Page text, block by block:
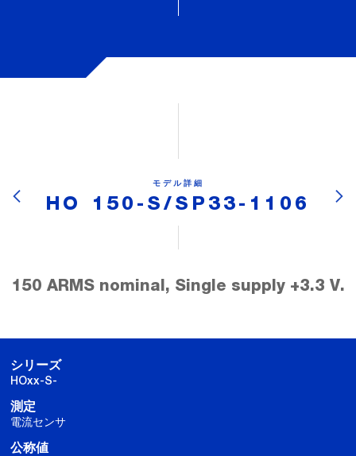
モデル詳細
HO 150-S/SP33-1106
150 ARMS nominal, Single supply +3.3 V.
シリーズ
HOxx-S-
測定
電流センサ
公称値